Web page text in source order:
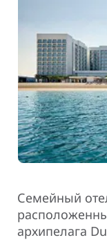
Семейный
архипелага